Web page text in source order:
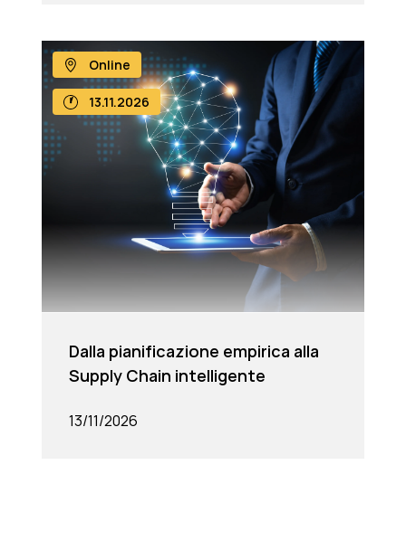
Online
13.11.2026
Dalla pianificazione empirica alla
Supply Chain intelligente
13/11/2026